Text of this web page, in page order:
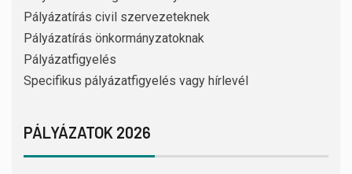
Pályázatírás civil szervezeteknek
Pályázatírás önkormányzatoknak
Pályázatfigyelés
Specifikus pályázatfigyelés vagy hírlevél
PÁLYÁZATOK 2026